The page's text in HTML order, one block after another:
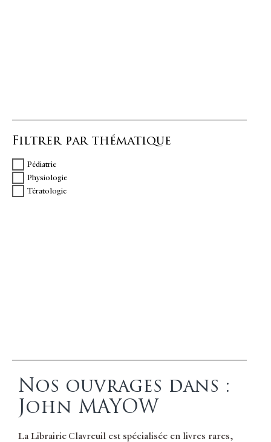
Filtrer par thématique
Pédiatrie
Physiologie
Tératologie
Nos ouvrages dans :
John MAYOW
La Librairie Clavreuil est spécialisée en livres rares,